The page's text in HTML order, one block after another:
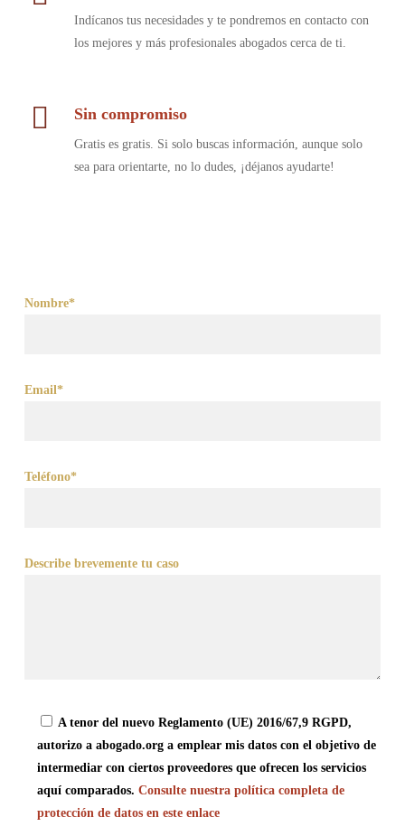
Indícanos tus necesidades y te pondremos en contacto con
los mejores y más profesionales abogados cerca de ti.
Sin compromiso
Gratis es gratis. Si solo buscas información, aunque solo
sea para orientarte, no lo dudes, ¡déjanos ayudarte!
Nombre*
Email*
Teléfono*
Describe brevemente tu caso
A tenor del nuevo Reglamento (UE) 2016/67,9 RGPD,
autorizo a abogado.org a emplear mis datos con el objetivo de
intermediar con ciertos proveedores que ofrecen los servicios
aquí comparados. Consulte nuestra política completa de
protección de datos en este enlace